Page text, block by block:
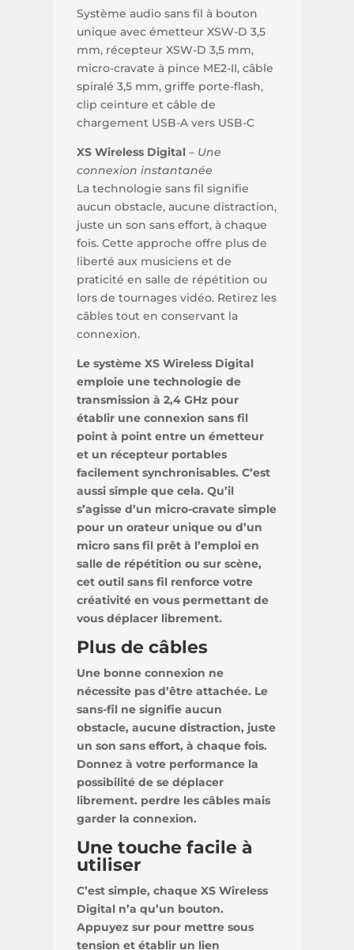
Système audio sans fil à bouton
unique avec émetteur XSW-D 3,5
mm, récepteur XSW-D 3,5 mm,
micro-cravate à pince ME2-II, câble
spiralé 3,5 mm, griffe porte-flash,
clip ceinture et câble de
chargement USB-A vers USB-C
XS Wireless Digital – Une
connexion instantanée
La technologie sans fil signifie
aucun obstacle, aucune distraction,
juste un son sans effort, à chaque
fois. Cette approche offre plus de
liberté aux musiciens et de
praticité en salle de répétition ou
lors de tournages vidéo. Retirez les
câbles tout en conservant la
connexion.
Le système XS Wireless Digital
emploie une technologie de
transmission à 2,4 GHz pour
établir une connexion sans fil
point à point entre un émetteur
et un récepteur portables
facilement synchronisables. C’est
aussi simple que cela. Qu’il
s’agisse d’un micro-cravate simple
pour un orateur unique ou d’un
micro sans fil prêt à l’emploi en
salle de répétition ou sur scène,
cet outil sans fil renforce votre
créativité en vous permettant de
vous déplacer librement.
Plus de câbles
Une bonne connexion ne
nécessite pas d’être attachée. Le
sans-fil ne signifie aucun
obstacle, aucune distraction, juste
un son sans effort, à chaque fois.
Donnez à votre performance la
possibilité de se déplacer
librement. perdre les câbles mais
garder la connexion.
Une touche facile à
utiliser
C’est simple, chaque XS Wireless
Digital n’a qu’un bouton.
Appuyez sur pour mettre sous
tension et établir un lien